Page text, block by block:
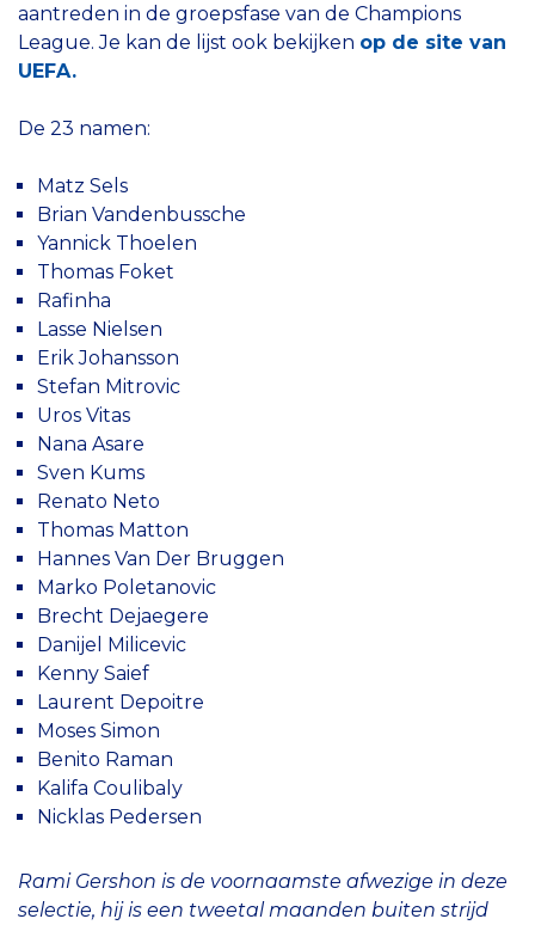
aantreden in de groepsfase van de Champions
League. Je kan de lijst ook bekijken op de site van
UEFA.
De 23 namen:
Matz Sels
Brian Vandenbussche
Yannick Thoelen
Thomas Foket
Rafinha
Lasse Nielsen
Erik Johansson
Stefan Mitrovic
Uros Vitas
Nana Asare
Sven Kums
Renato Neto
Thomas Matton
Hannes Van Der Bruggen
Marko Poletanovic
Brecht Dejaegere
Danijel Milicevic
Kenny Saief
Laurent Depoitre
Moses Simon
Benito Raman
Kalifa Coulibaly
Nicklas Pedersen
Rami Gershon is de voornaamste afwezige in deze
selectie, hij is een tweetal maanden buiten strijd